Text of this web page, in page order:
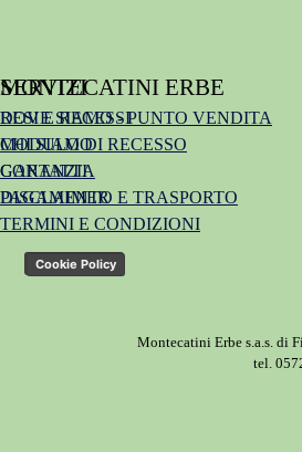
MONTECATINI ERBE
DOVE SIAMO - PUNTO VENDITA
CHI SIAMO
CONTATTI
DISCLAIMER
SERVIZI
RESI E RECESSI
MODULO DI RECESSO
GARANZIA
PAGAMENTO E TRASPORTO
TERMINI E CONDIZIONI
Privacy Policy
Cookie Policy
Montecatini Erbe s.a.s. di
tel.